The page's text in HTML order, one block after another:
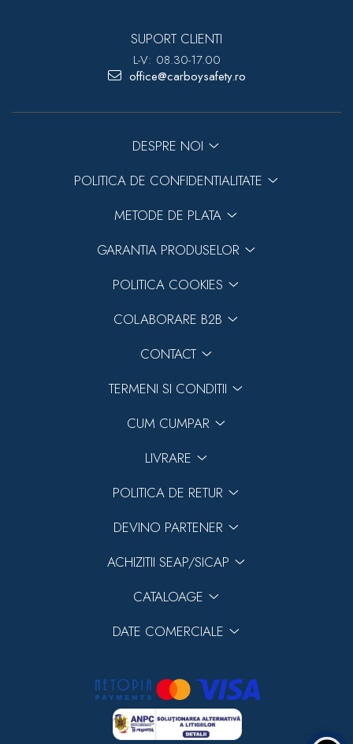
SUPORT CLIENTI
L-V: 08.30-17.00
office@carboysafety.ro
DESPRE NOI
POLITICA DE CONFIDENTIALITATE
METODE DE PLATA
GARANTIA PRODUSELOR
POLITICA COOKIES
COLABORARE B2B
CONTACT
TERMENI SI CONDITII
CUM CUMPAR
LIVRARE
POLITICA DE RETUR
DEVINO PARTENER
ACHIZITII SEAP/SICAP
CATALOAGE
DATE COMERCIALE